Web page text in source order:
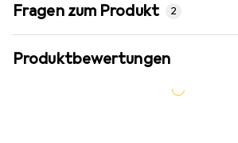
Fragen zum Produkt 2
Produktbewertungen